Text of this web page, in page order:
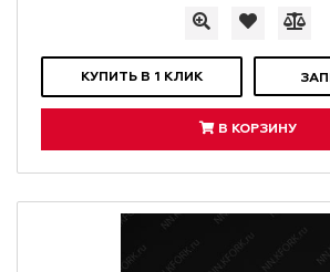
КУПИТЬ В 1 КЛИК
В КОРЗИНУ